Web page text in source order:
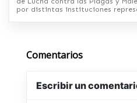
por distintas instituciones
Comentarios
Escribir un